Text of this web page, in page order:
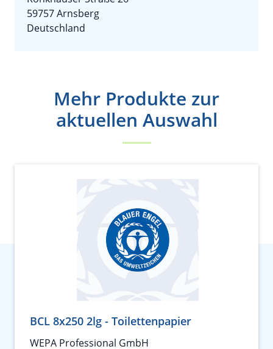
59757 Arnsberg
Deutschland
Mehr Produkte zur
aktuellen Auswahl
BCL 8x250 2lg - Toilettenpapier
WEPA Professional GmbH